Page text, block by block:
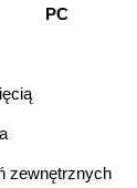
PC
zewnętrznych